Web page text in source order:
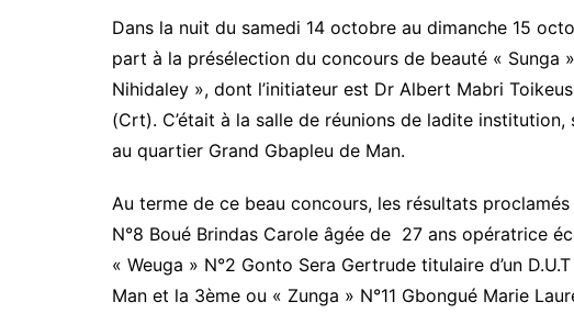
Dans la nuit du samedi 14 octobre au dimanche 15
part à la présélection du concours de beauté « Sunga
Nihidaley », dont l’initiateur est Dr Albert Mabri
(Crt). C’était à la salle de réunions de ladite institution,
au quartier Grand Gbapleu de Man.
Au terme de ce beau concours, les résultats
N°8 Boué Brindas Carole âgée de 27 ans opératrice
« Weuga » N°2 Gonto Sera Gertrude titulaire d’un
Man et la 3ème ou « Zunga » N°11 Gbongué Marie